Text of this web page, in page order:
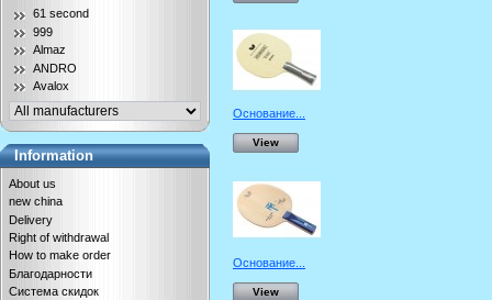
61 second
999
Almaz
ANDRO
Avalox
Information
About us
new china
Delivery
Right of withdrawal
How to make order
Благодарности
Система скидок
Основание...
View
Основание...
View